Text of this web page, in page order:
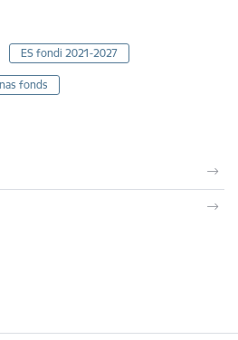
ES fondi 2021-2027
fonds